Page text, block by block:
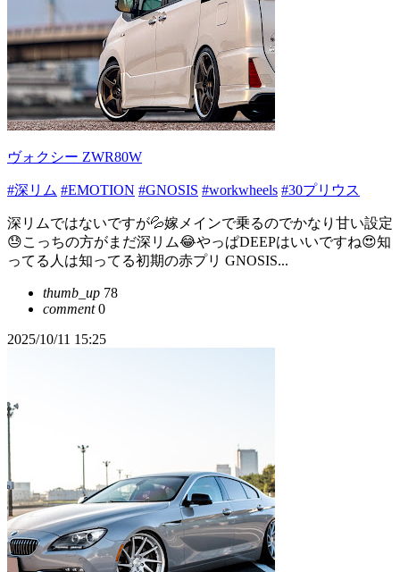
ヴォクシー ZWR80W
#深リム #EMOTION #GNOSIS #workwheels #30プリウス
深リムではないですが💦嫁メインで乗るのでかなり甘い設定
😓こっちの方がまだ深リム😂やっぱDEEPはいいですね😍知
ってる人は知ってる初期の赤プリ GNOSIS...
thumb_up 78
comment0
2025/10/11 15:25